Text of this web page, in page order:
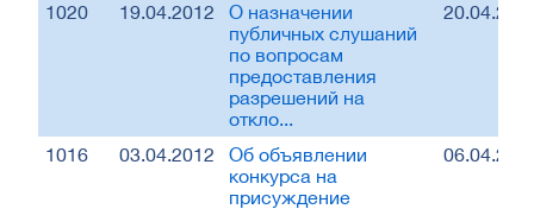
1020 19.04.2012
О назначении
публичных слушаний
по вопросам
предоставления
разрешений на
откло...
1016 03.04.2012
Об объявлении
конкурса на
присуждение